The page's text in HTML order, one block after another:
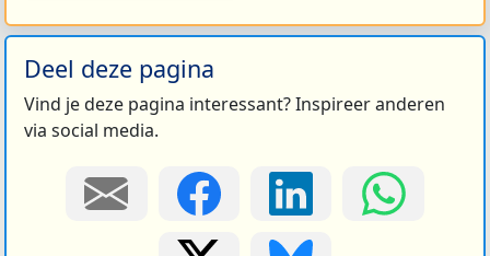
Deel deze pagina
Vind je deze pagina interessant? Inspireer anderen
via social media.